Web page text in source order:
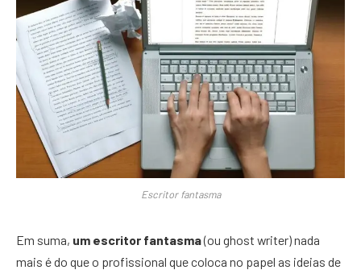
Escritor fantasma
Em suma, um escritor fantasma(ou ghost writer) nada
mais é do que o profissional que coloca no papel as ideias de